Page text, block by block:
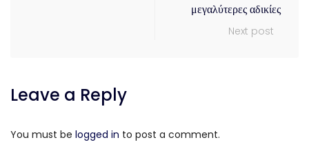
μεγαλύτερες αδικίες
Next post
Leave a Reply
You must be logged in to post a comment.